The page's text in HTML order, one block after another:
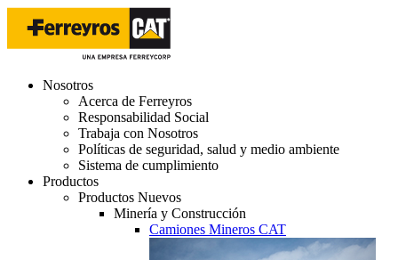
Nosotros
Acerca de Ferreyros
Responsabilidad Social
Trabaja con Nosotros
Políticas de seguridad, salud y medio ambiente
Sistema de cumplimiento
Productos
Productos Nuevos
Minería y Construcción
Camiones Mineros CAT